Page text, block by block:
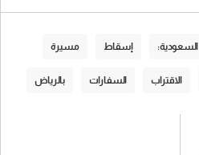
السعودية: إسقاط مسيرة
الاقتراب السفارات بالرياض